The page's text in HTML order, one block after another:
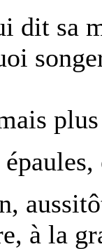
sa
plus
à la